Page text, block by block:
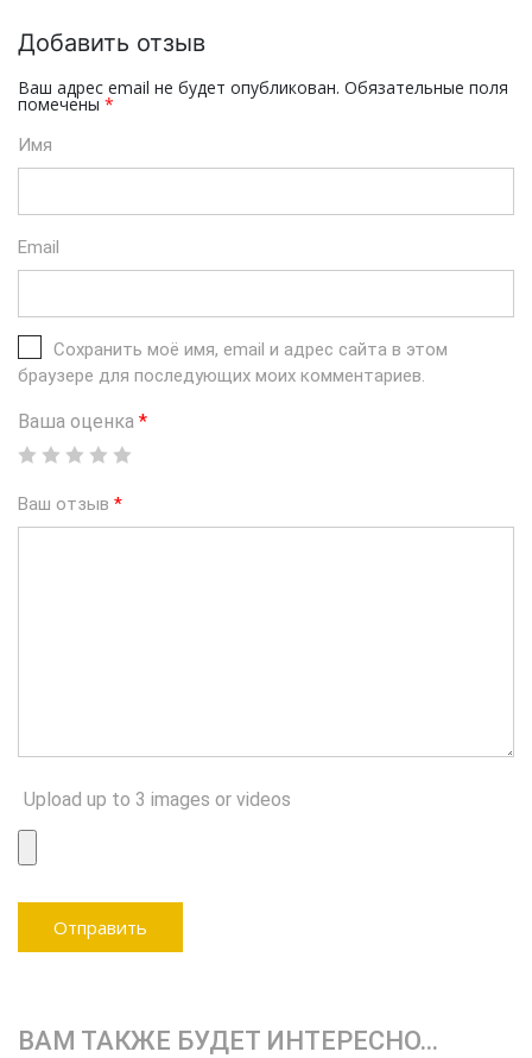
Добавить отзыв
Ваш адрес email не будет опубликован. Обязательные поля
помечены *
Имя
Email
Сохранить моё имя, email и адрес сайта в этом
браузере для последующих моих комментариев.
Ваша оценка *
Ваш отзыв *
Upload up to 3 images or videos
ВАМ ТАКЖЕ БУДЕТ ИНТЕРЕСНО…